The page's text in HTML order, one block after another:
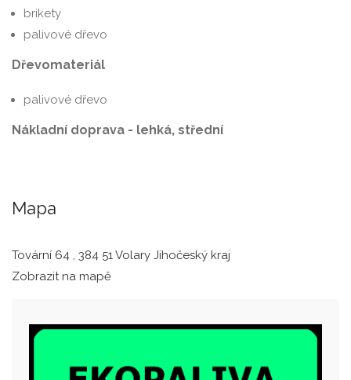
brikety
palivové dřevo
Dřevomateriál
palivové dřevo
Nákladní doprava - lehká, střední
Mapa
Tovární 64 , 384 51 Volary Jihočeský kraj
Zobrazit na mapě